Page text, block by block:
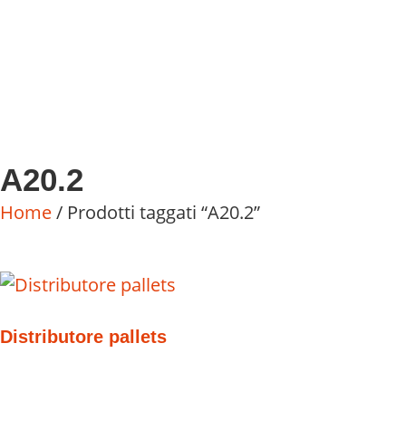
A20.2
Home/ Prodotti taggati “A20.2”
Distributore pallets